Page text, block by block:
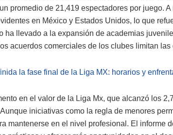
promedio de 21,419 espectadores por juego.
en México y Estados Unidos, lo que
ha llevado a la expansión de academias
acuerdos comerciales de los clubes limitan
la fase final de la Liga MX: horarios y
en el valor de la Liga Mx, que alcanzó los
iniciativas como la regla de menores
mantenerse en el nivel profesional. El informe